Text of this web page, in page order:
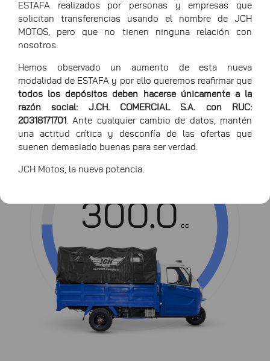
ESTAFA realizados por personas y empresas que
solicitan transferencias usando el nombre de JCH
MOTOS, pero que no tienen ninguna relación con
nosotros.
Hemos observado un aumento de esta nueva
modalidad de ESTAFA y por ello queremos reafirmar que
todos los depósitos deben hacerse únicamente a la
razón social: J.CH. COMERCIAL S.A. con RUC:
20318171701
. Ante cualquier cambio de datos, mantén
una actitud crítica y desconfía de las ofertas que
suenen demasiado buenas para ser verdad.
JCH Motos, la nueva potencia.
Largo 420 cm
Ancho
Alto 185 cm
Cilindrada
300.0 cc